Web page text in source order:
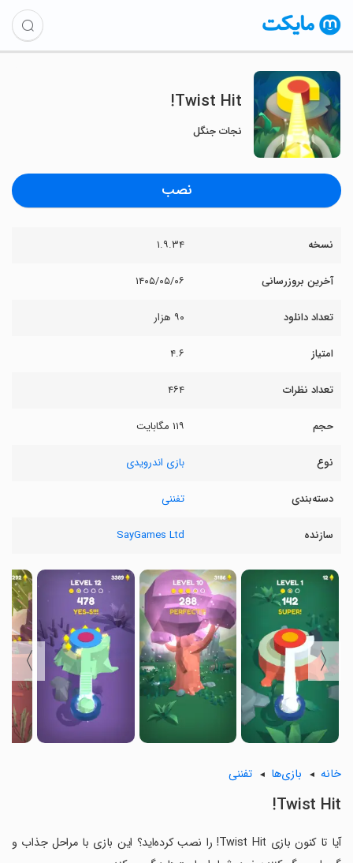
Twist Hit!
نجات جنگل
نصب
نسخه ۱.۹.۳۴
آخرین بروزرسانی ۱۴۰۵/۰۵/۰۶
تعداد دانلود ۹۰ هزار
امتیاز ۴.۶
تعداد نظرات ۴۶۴
حجم ۱۱۹ مگابایت
نوع بازی اندرویدی
دسته‌بندی تفننی
سازنده SayGames Ltd
〈
〉
خانه بازی‌ها تفننی
Twist Hit!
آیا تا کنون بازی Twist Hit! را نصب کرده‌اید؟ این بازی با مراحل جذاب و